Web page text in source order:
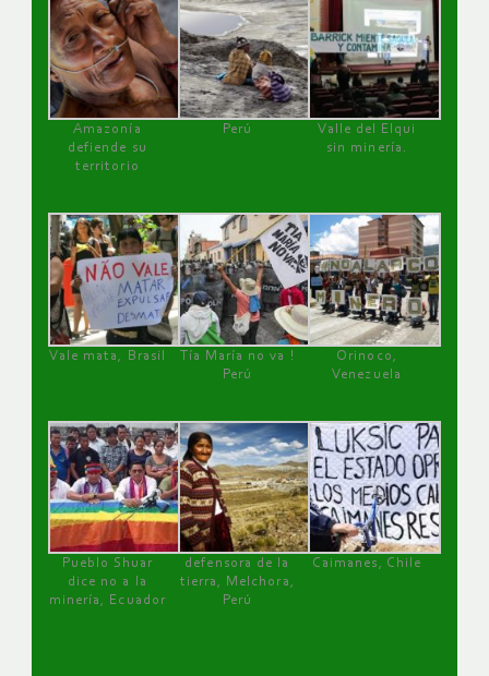
Amazonía
defiende su
territorio
Perú
Valle del Elqui
sin minería.
Vale mata, Brasil
Tía María no va !
Perú
Orinoco,
Venezuela
Pueblo Shuar
dice no a la
minería, Ecuador
defensora de la
tierra, Melchora,
Perú
Caimanes, Chile